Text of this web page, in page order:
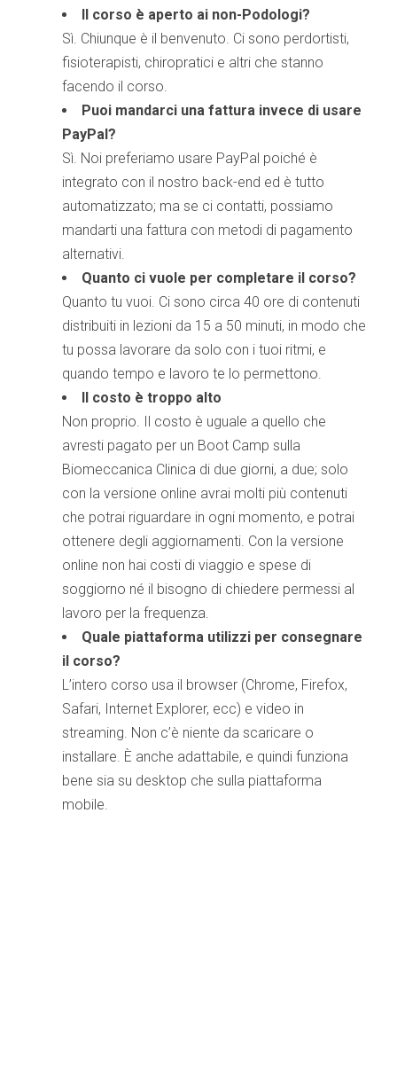
Il corso è aperto ai non-Podologi?
Sì. Chiunque è il benvenuto. Ci sono perdortisti,
fisioterapisti, chiropratici e altri che stanno
facendo il corso.
Puoi mandarci una fattura invece di usare
PayPal?
Sì. Noi preferiamo usare PayPal poiché è
integrato con il nostro back-end ed è tutto
automatizzato; ma se ci contatti, possiamo
mandarti una fattura con metodi di pagamento
alternativi.
Quanto ci vuole per completare il corso?
Quanto tu vuoi. Ci sono circa 40 ore di contenuti
distribuiti in lezioni da 15 a 50 minuti, in modo che
tu possa lavorare da solo con i tuoi ritmi, e
quando tempo e lavoro te lo permettono.
Il costo è troppo alto
Non proprio. Il costo è uguale a quello che
avresti pagato per un Boot Camp sulla
Biomeccanica Clinica di due giorni, a due; solo
con la versione online avrai molti più contenuti
che potrai riguardare in ogni momento, e potrai
ottenere degli aggiornamenti. Con la versione
online non hai costi di viaggio e spese di
soggiorno né il bisogno di chiedere permessi al
lavoro per la frequenza.
Quale piattaforma utilizzi per consegnare
il corso?
L’intero corso usa il browser (Chrome, Firefox,
Safari, Internet Explorer, ecc) e video in
streaming. Non c’è niente da scaricare o
installare. È anche adattabile, e quindi funziona
bene sia su desktop che sulla piattaforma
mobile.